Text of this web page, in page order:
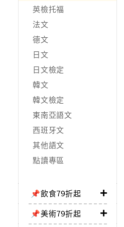
英檢托福
法文
德文
日文
日文檢定
韓文
韓文檢定
東南亞語文
西班牙文
其他語文
點讀專區
📌飲食79折起
📌美術79折起